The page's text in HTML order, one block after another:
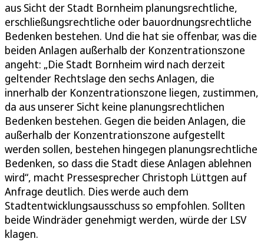
aus Sicht der Stadt Bornheim planungsrechtliche,
erschließungsrechtliche oder bauordnungsrechtliche
Bedenken bestehen. Und die hat sie offenbar, was die
beiden Anlagen außerhalb der Konzentrationszone
angeht: „Die Stadt Bornheim wird nach derzeit
geltender Rechtslage den sechs Anlagen, die
innerhalb der Konzentrationszone liegen, zustimmen,
da aus unserer Sicht keine planungsrechtlichen
Bedenken bestehen. Gegen die beiden Anlagen, die
außerhalb der Konzentrationszone aufgestellt
werden sollen, bestehen hingegen planungsrechtliche
Bedenken, so dass die Stadt diese Anlagen ablehnen
wird“, macht Pressesprecher Christoph Lüttgen auf
Anfrage deutlich. Dies werde auch dem
Stadtentwicklungsausschuss so empfohlen. Sollten
beide Windräder genehmigt werden, würde der LSV
klagen.